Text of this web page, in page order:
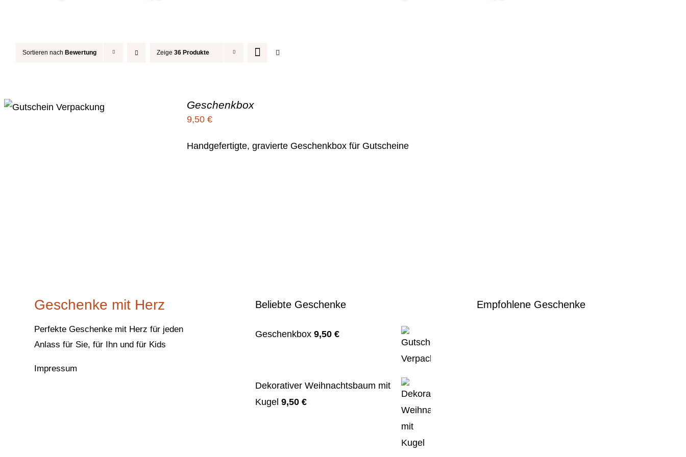
Sortieren nach Bewertung Zeige 36 Produkte
Geschenkbox
9,50€
Handgefertigte, gravierte Geschenkbox für Gutscheine
Geschenke mit Herz
Perfekte Geschenke mit Herz für jeden
Anlass für Sie, für Ihn und für Kids
Impressum
Beliebte Geschenke
Geschenkbox 9,50€
Dekorativer Weihnachtsbaum mit
Kugel 9,50€
Empfohlene Geschenke